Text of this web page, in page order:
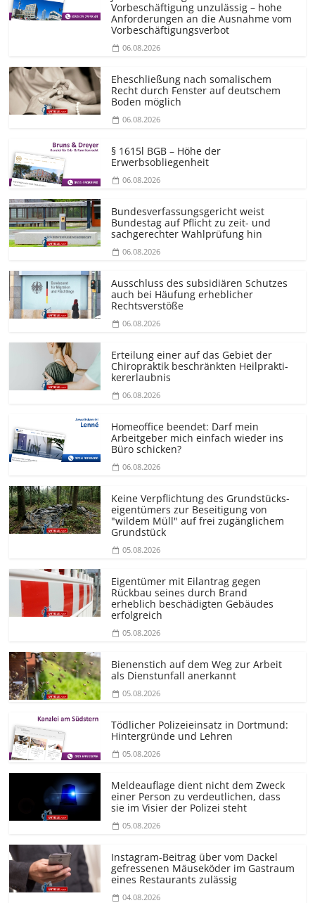
Vorbeschäftigung unzulässig – hohe
Anforderungen an die Ausnahme vom
Vorbeschäf­tigungsverbot
06.08.2026
Eheschließung nach somalischem
Recht durch Fenster auf deutschem
Boden möglich
06.08.2026
§ 1615l BGB – Höhe der
Erwerbsobliegenheit
06.08.2026
Bundesver­fassungsgericht weist
Bundestag auf Pflicht zu zeit- und
sachgerechter Wahlprüfung hin
06.08.2026
Ausschluss des subsidiären Schutzes
auch bei Häufung erheblicher
Rechtsverstöße
06.08.2026
Erteilung einer auf das Gebiet der
Chiropraktik beschränkten Heilprakti­
kererlaubnis
06.08.2026
Homeoffice beendet: Darf mein
Arbeitgeber mich einfach wieder ins
Büro schicken?
06.08.2026
Keine Verpflichtung des Grundstücks­
eigentümers zur Beseitigung von
"wildem Müll" auf frei zugänglichem
Grundstück
05.08.2026
Eigentümer mit Eilantrag gegen
Rückbau seines durch Brand
erheblich beschädigten Gebäudes
erfolgreich
05.08.2026
Bienenstich auf dem Weg zur Arbeit
als Dienstunfall anerkannt
05.08.2026
Tödlicher Polizeieinsatz in Dortmund:
Hintergründe und Lehren
05.08.2026
Meldeauflage dient nicht dem Zweck
einer Person zu verdeutlichen, dass
sie im Visier der Polizei steht
05.08.2026
Instagram-Beitrag über vom Dackel
gefressenen Mäuseköder im Gastraum
eines Restaurants zulässig
04.08.2026